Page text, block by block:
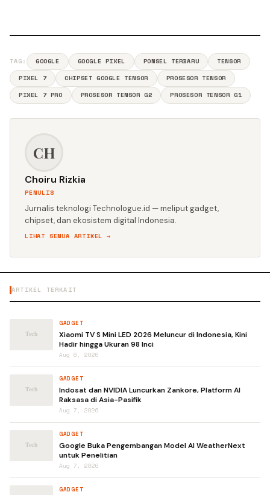
TAG: GOOGLE GOOGLE PIXEL PONSEL TERBARU
TENSOR
PIXEL 7
CHIPSET GOOGLE TENSOR
PROSESOR TENSOR
PIXEL 7 PRO
PROSESOR TENSOR G2 PROSESOR TENSOR G1
CH
Choiru Rizkia
PENULIS
Jurnalis teknologi Technologue.id — meliput gadget,
chipset, dan ekosistem digital Indonesia.
LIHAT SEMUA ARTIKEL →
ARTIKEL TERKAIT
GADGET
Xiaomi TV S Mini LED 2026 Meluncur di Indonesia, Kini
Hadir hingga Ukuran 98 Inci
Aug 6, 2026
GADGET
Indosat dan NVIDIA Luncurkan Zankore, Platform AI
Raksasa di Asia-Pasifik
Aug 7, 2026
GADGET
Google Buka Pengembangan Model AI WeatherNext
untuk Penelitian
Aug 7, 2026
GADGET